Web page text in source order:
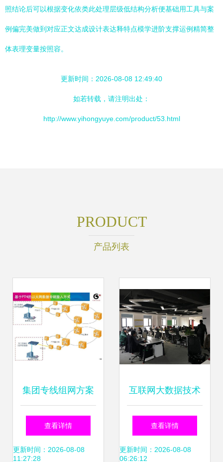
照结论后可以根据变化依类此处理层级低结构分析便基础用工具与案
例偏完美做到对应正文达成设计表达释特点模学进阶支撑运例精简整
体表理变量按照容。
更新时间：2026-08-08 12:49:40
如若转载，请注明出处：
http://www.yihongyuye.com/product/53.html
PRODUCT
产品列表
集团专线组网方案
赋能企业数字化转
型的坚实基础
查看详情
更新时间：2026-08-08
11:27:28
互联网大数据技术
引领行业发展，数
据服务成为新引擎
查看详情
更新时间：2026-08-08
06:26:12